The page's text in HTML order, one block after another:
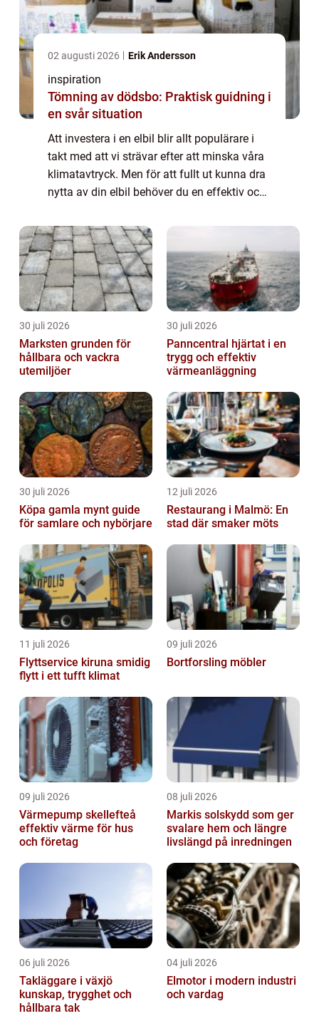
02 augusti 2026 Erik Andersson
inspiration
Tömning av dödsbo: Praktisk guidning i
en svår situation
Att investera i en elbil blir allt populärare i
takt med att vi strävar efter att minska våra
klimatavtryck. Men för att fullt ut kunna dra
nytta av din elbil behöver du en effektiv och
30 juli 2026
Marksten grunden för
hållbara och vackra
utemiljöer
30 juli 2026
Panncentral hjärtat i en
trygg och effektiv
värmeanläggning
30 juli 2026
Köpa gamla mynt guide
för samlare och nybörjare
12 juli 2026
Restaurang i Malmö: En
stad där smaker möts
11 juli 2026
Flyttservice kiruna smidig
flytt i ett tufft klimat
09 juli 2026
Bortforsling möbler
09 juli 2026
Värmepump skellefteå
effektiv värme för hus
och företag
08 juli 2026
Markis solskydd som ger
svalare hem och längre
livslängd på inredningen
06 juli 2026
Takläggare i växjö
kunskap, trygghet och
hållbara tak
04 juli 2026
Elmotor i modern industri
och vardag